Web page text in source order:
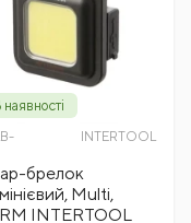
наявності
INTERTOOL
брелок
Multi,
INTERTOOL